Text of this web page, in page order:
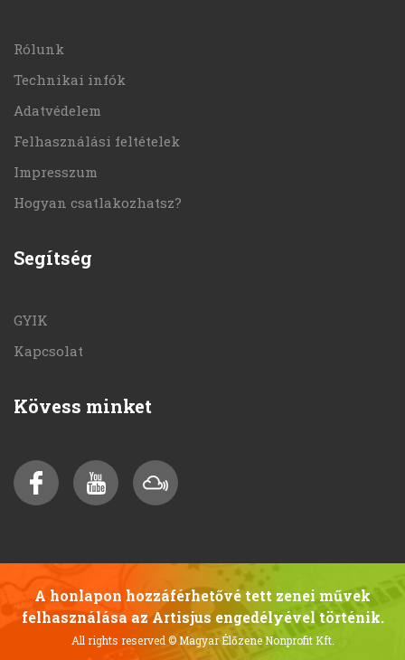
Rólunk
Technikai infók
Adatvédelem
Felhasználási feltételek
Impresszum
Hogyan csatlakozhatsz?
Segítség
GYIK
Kapcsolat
Kövess minket
A honlapon hozzáférhetővé tett zenei művek
felhasználása az Artisjus engedélyével történik.
All rights reserved© Magyar Élőzene Nonprofit Kft.